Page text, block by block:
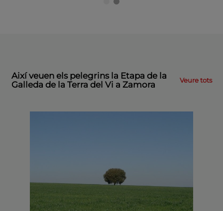
Així veuen els pelegrins la Etapa de la
Galleda de la Terra del Vi a Zamora
Veure tots